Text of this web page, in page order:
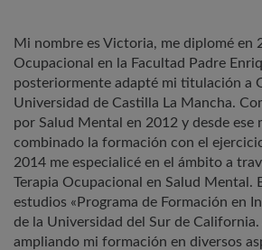
Mi nombre es Victoria, me diplomé en
Ocupacional en la Facultad Padre
posteriormente adapté mi titulación a
Universidad de Castilla La Mancha.
por Salud Mental en 2012 y desde ese
combinado la formación con el
2014 me especialicé en el ámbito a
Terapia Ocupacional en Salud Mental.
estudios «Programa de Formación en
de la Universidad del Sur de
ampliando mi formación en diversos